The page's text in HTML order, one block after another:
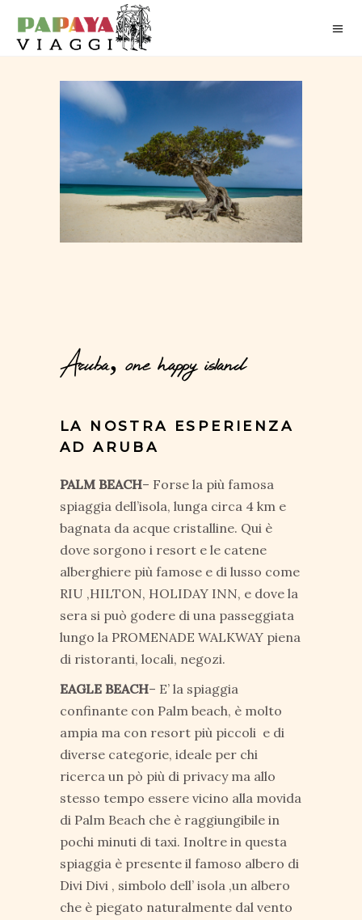
Aruba, one happy island
LA NOSTRA ESPERIENZA
AD ARUBA
PALM BEACH– Forse la più famosa
spiaggia dell’isola, lunga circa 4 km e
bagnata da acque cristalline. Qui è
dove sorgono i resort e le catene
alberghiere più famose e di lusso come
RIU ,HILTON, HOLIDAY INN, e dove la
sera si può godere di una passeggiata
lungo la PROMENADE WALKWAY piena
di ristoranti, locali, negozi.
EAGLE BEACH– E’ la spiaggia
confinante con Palm beach, è molto
ampia ma con resort più piccoli e di
diverse categorie, ideale per chi
ricerca un pò più di privacy ma allo
stesso tempo essere vicino alla movida
di Palm Beach che è raggiungibile in
pochi minuti di taxi. Inoltre in questa
spiaggia è presente il famoso albero di
Divi Divi , simbolo dell’ isola ,un albero
che è piegato naturalmente dal vento